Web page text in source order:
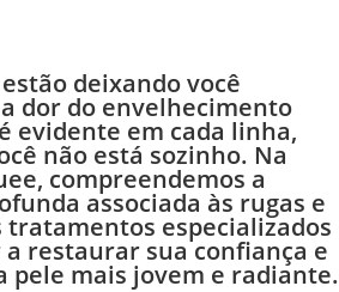
deixando você
dor do envelhecimento
evidente em cada linha,
não está sozinho. Na
compreendemos a
associada às rugas e
tratamentos especializados
restaurar sua confiança e
pele mais jovem e radiante.